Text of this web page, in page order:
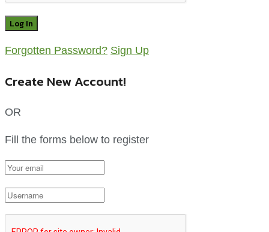
Forgotten Password? Sign Up
Create New Account!
OR
Fill the forms below to register